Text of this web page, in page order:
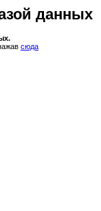
данных
сюда